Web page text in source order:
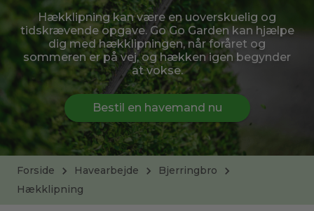
Hækklipning kan være en uoverskuelig og
tidskrævende opgave. Go Go Garden kan hjælpe
dig med hækklipningen, når foråret og
sommeren er på vej, og hækken igen begynder
at vokse.
Bestil en havemand nu
Forside Havearbejde
Bjerringbro
Hækklipning